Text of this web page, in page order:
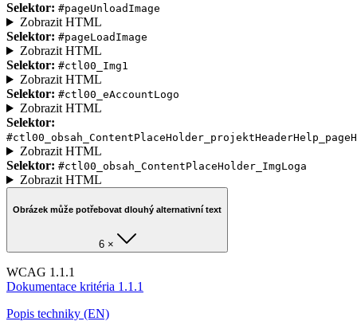
Selektor: #pageUnloadImage
Zobrazit HTML
Selektor: #pageLoadImage
Zobrazit HTML
Selektor: #ctl00_Img1
Zobrazit HTML
Selektor: #ctl00_eAccountLogo
Zobrazit HTML
Selektor:
Zobrazit HTML
Selektor: #ctl00_obsah_ContentPlaceHolder_ImgLoga
Zobrazit HTML
Obrázek může potřebovat dlouhý alternativní text
6 ×
WCAG 1.1.1
Dokumentace kritéria 1.1.1
Popis techniky (EN)